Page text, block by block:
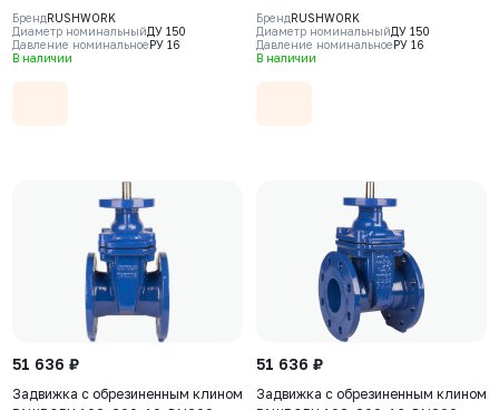
PN16, корпус - GJS-500-7
(GGG50), клин - GJS-500-7
(GGG50), уплотнение - EPDM, Ф/
БрендRUSHWORK
Диаметр номинальныйДУ 150
Давление номинальноеРУ 16
В наличии
PN16, корпус-GJS-500-7
(GGG50), клин-GJS-500-7
(GGG50), уплотнение-EPDM, Ф/Ф,
БрендRUSHWORK
Диаметр номинальныйДУ 150
Давление номинальноеРУ 16
В наличии
51 636 ₽
Задвижка с обрезиненным клином
51 636 ₽
Задвижка с обрезиненным клином